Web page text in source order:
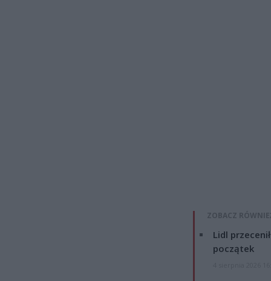
ZOBACZ
Lidl
początek